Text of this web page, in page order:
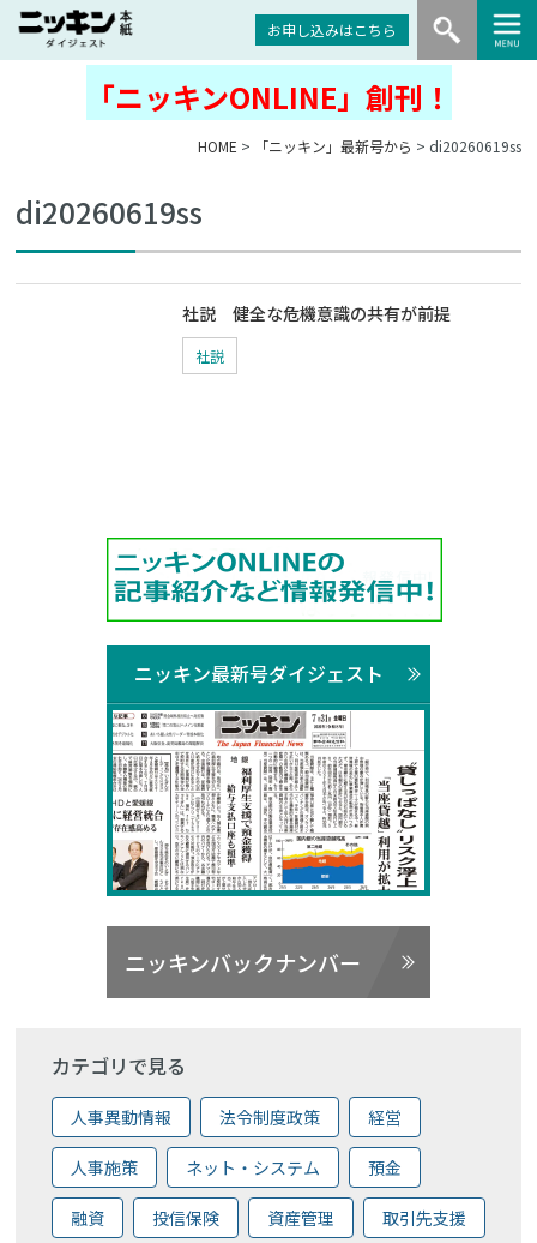
お申し込みはこちら
「ニッキンONLINE」創刊！
HOME > 「ニッキン」最新号から > di20260619ss
di20260619ss
社説 健全な危機意識の共有が前提
社説
ニッキン最新号ダイジェスト
ニッキンバックナンバー
カテゴリで見る
人事異動情報 法令制度政策 経営
人事施策 ネット・システム 預金
融資 投信保険 資産管理 取引先支援